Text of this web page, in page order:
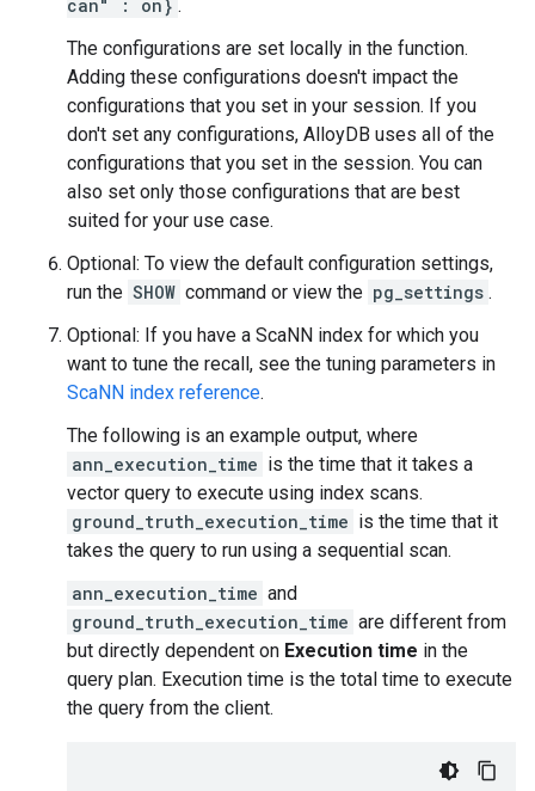
can" : on} .
The configurations are set locally in the function.
Adding these configurations doesn't impact the
configurations that you set in your session. If you
don't set any configurations, AlloyDB uses all of the
configurations that you set in the session. You can
also set only those configurations that are best
suited for your use case.
Optional: To view the default configuration settings,
run the SHOW command or view the pg_settings .
Optional: If you have a ScaNN index for which you
want to tune the recall, see the tuning parameters in
ScaNN index reference.
The following is an example output, where
ann_execution_time is the time that it takes a
vector query to execute using index scans.
ground_truth_execution_time is the time that it
takes the query to run using a sequential scan.
ann_execution_time and
ground_truth_execution_time are different from
but directly dependent on Execution time in the
query plan. Execution time is the total time to execute
the query from the client.